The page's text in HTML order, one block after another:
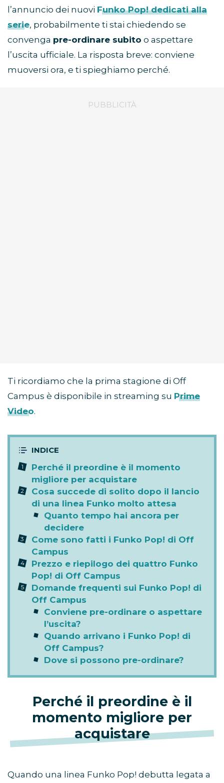
l’annuncio dei nuovi Funko Pop!dedicati alla
serie, probabilmente ti stai chiedendo se
convenga pre-ordinare subito o aspettare
l’uscita ufficiale. La risposta breve: conviene
muoversi ora, e ti spieghiamo perché.
Ti ricordiamo che la prima stagione di Off
Campus è disponibile in streaming su Prime
Video.
Perché il preordine è il momento
migliore per acquistare
Cosa succede di solito dopo il lancio
di una linea Funko molto attesa
Quanto tempo hai ancora per
decidere
Come sono fatti i Funko Pop! di Off
Campus
Prezzo e riepilogo dei quattro Funko
Pop! di Off Campus
Domande frequenti sui Funko Pop! di
Off Campus
Conviene pre-ordinare o aspettare
l’uscita?
Quando arrivano i Funko Pop! di
Off Campus?
Dove si possono pre-ordinare?
Perché il preordine è il
momento migliore per
acquistare
Quando una linea Funko Pop! debutta legata a